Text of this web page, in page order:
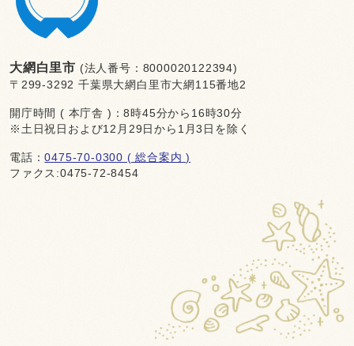
大網白里市 (法人番号：8000020122394)
〒299-3292 千葉県大網白里市大網115番地2
開庁時間 ( 本庁舎 )：8時45分から16時30分
※土日祝日および12月29日から1月3日を除く
電話：0475-70-0300 ( 総合案内 )
ファクス:0475-72-8454